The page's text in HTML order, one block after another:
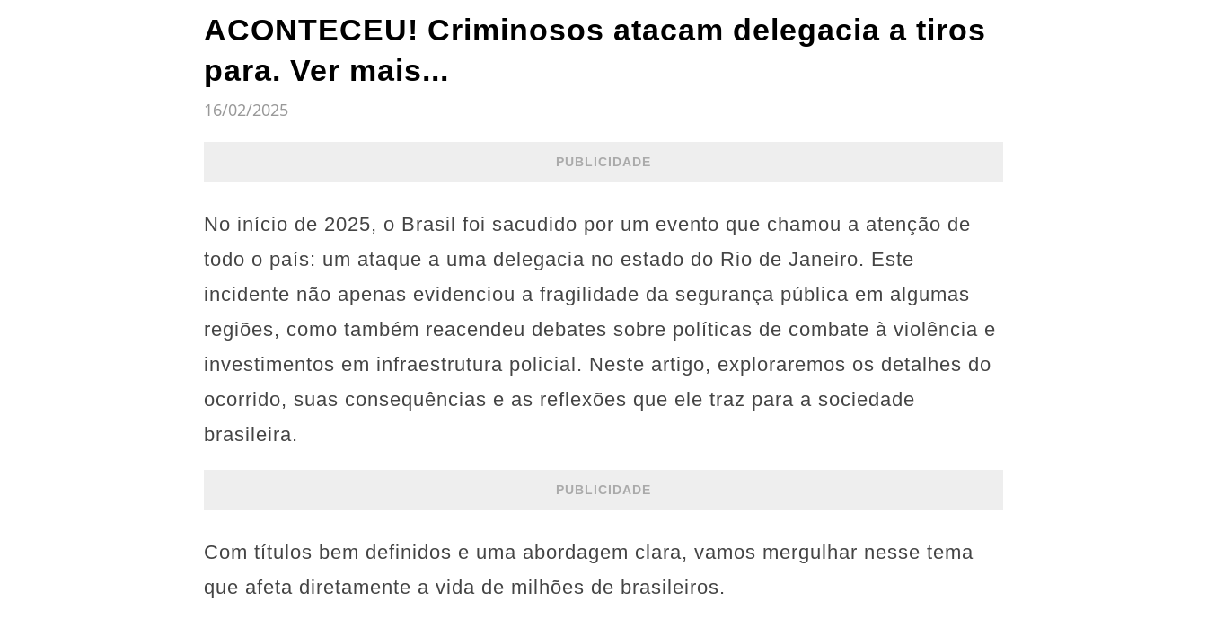
ACONTECEU! Criminosos atacam delegacia a tiros
para. Ver mais...
16/02/2025
PUBLICIDADE
No início de 2025, o Brasil foi sacudido por um evento que chamou a atenção de
todo o país: um ataque a uma delegacia no estado do Rio de Janeiro. Este
incidente não apenas evidenciou a fragilidade da segurança pública em algumas
regiões, como também reacendeu debates sobre políticas de combate à violência e
investimentos em infraestrutura policial. Neste artigo, exploraremos os detalhes do
ocorrido, suas consequências e as reflexões que ele traz para a sociedade
brasileira.
PUBLICIDADE
Com títulos bem definidos e uma abordagem clara, vamos mergulhar nesse tema
que afeta diretamente a vida de milhões de brasileiros.